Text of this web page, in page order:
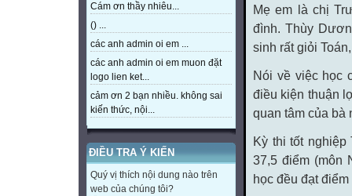
Cám ơn thầy nhiêu...
() ...
các anh admin oi em ...
các anh admin oi em muon đặt
logo lien ket...
cảm ơn 2 bạn nhiều. không sai
kiến thức, nội...
ĐIỀU TRA Ý KIẾN
Quý vị thích nội dung nào trên
web của chúng tôi?
Mẹ em là chị
đình. Thùy
sinh rất giỏi
Nói về việc học
điều kiện thuận
quan tâm của bà
Kỳ thi tốt
37,5 điểm (môn
học đều đạt